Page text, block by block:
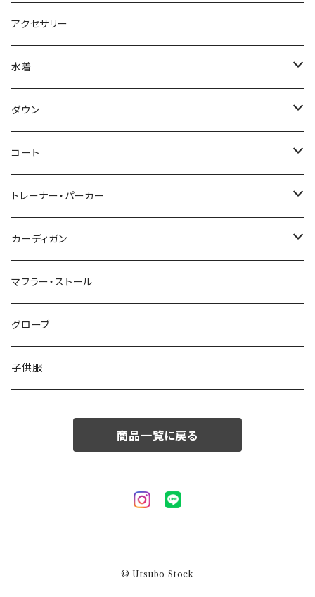
アクセサリー
水着
～44/S
46/M
48/L
50/XL～
ダウン
～44/S
46/M
48/L
50/XL～
コート
～44/S
46/M
48/L
50/XL～
トレーナー・パーカー
～44/S
46/M
48/L
50/XL～
カーディガン
～44/S
46/M
48/L
マフラー・ストール
グローブ
子供服
商品一覧に戻る
© Utsubo Stock